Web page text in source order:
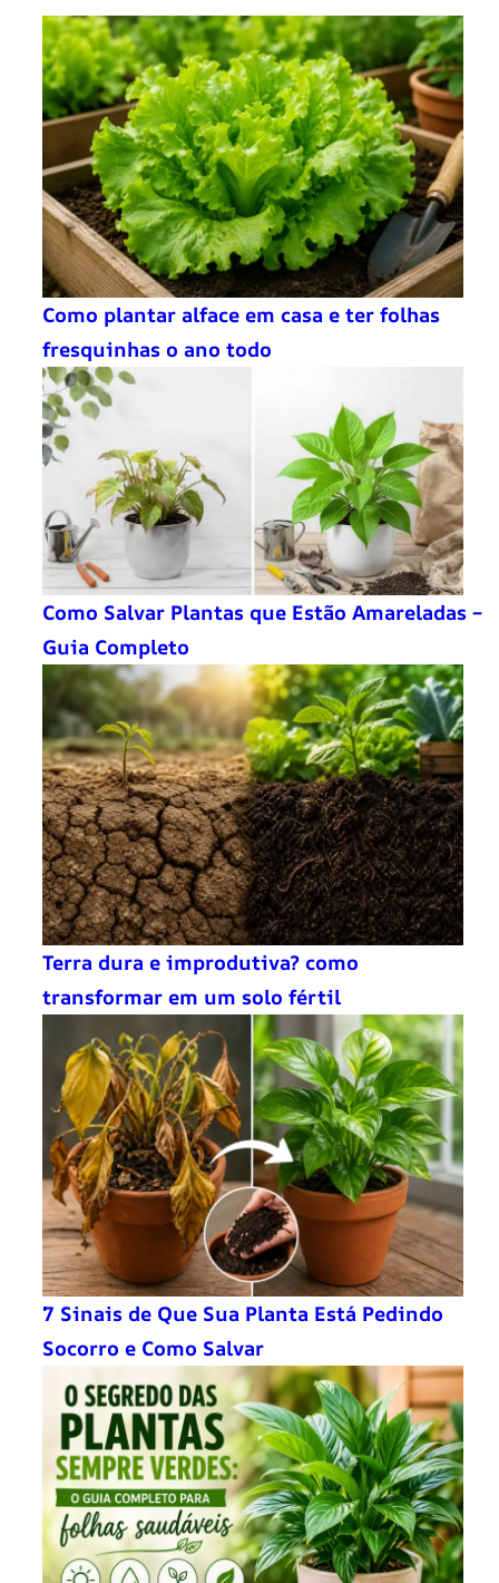
Como plantar alface em casa e ter folhas
fresquinhas o ano todo
Como Salvar Plantas que Estão Amareladas –
Guia Completo
Terra dura e improdutiva? como
transformar em um solo fértil
7 Sinais de Que Sua Planta Está Pedindo
Socorro e Como Salvar